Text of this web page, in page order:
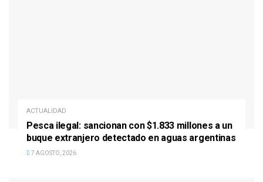
ACTUALIDAD
Pesca ilegal: sancionan con $1.833 millones a un
buque extranjero detectado en aguas argentinas
7 AGOSTO, 2026